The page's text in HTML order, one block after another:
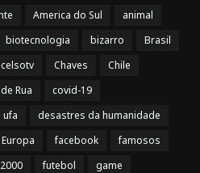
America do Sul
animal
biotecnologia bizarro
Brasil
celsotv Chaves
Chile
Rua
covid-19
desastres da humanidade
Europa facebook
famosos
futebol
game